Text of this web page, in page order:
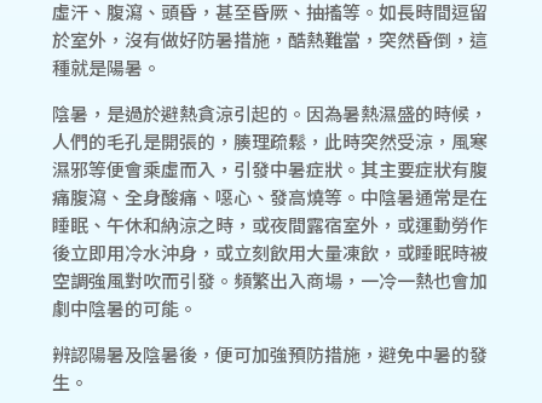
虛汗、腹瀉、頭昏，甚至昏厥、抽搐等。如長時間逗留
於室外，沒有做好防暑措施，酷熱難當，突然昏倒，這
種就是陽暑。
陰暑，是過於避熱貪涼引起的。因為暑熱濕盛的時候，
人們的毛孔是開張的，腠理疏鬆，此時突然受涼，風寒
濕邪等便會乘虛而入，引發中暑症狀。其主要症狀有腹
痛腹瀉、全身酸痛、噁心、發高燒等。中陰暑通常是在
睡眠、午休和納涼之時，或夜間露宿室外，或運動勞作
後立即用冷水沖身，或立刻飲用大量凍飲，或睡眠時被
空調強風對吹而引發。頻繁出入商場，一冷一熱也會加
劇中陰暑的可能。
辨認陽暑及陰暑後，便可加強預防措施，避免中暑的發
生。